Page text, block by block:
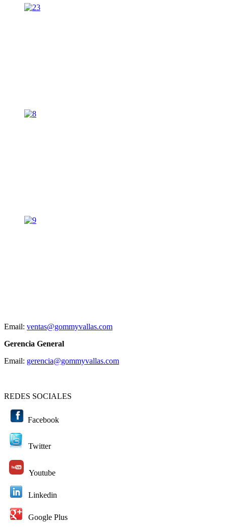
Email: ventas@gommyvallas.com
Gerencia General
Email: gerencia@gommyvallas.com
REDES SOCIALES
Facebook
Twitter
Youtube
Linkedin
Google Plus